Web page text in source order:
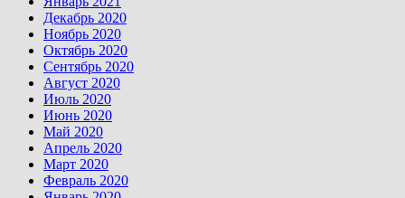
Декабрь 2020
Ноябрь 2020
Октябрь 2020
Сентябрь 2020
Август 2020
Июль 2020
Июнь 2020
Май 2020
Апрель 2020
Март 2020
Февраль 2020